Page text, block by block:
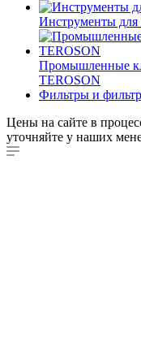
Инструменты
Промышленные
TEROSON
Фильтры и
Цены на сайте в
уточняйте у наших